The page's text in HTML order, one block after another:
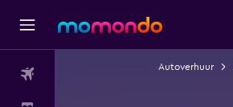
Autoverhuur